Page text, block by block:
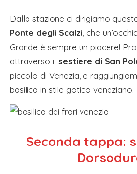
Dalla stazione ci dirigiamo
Ponte degli Scalzi , che
Grande è sempre un piacere!
attraverso il sestiere di San
piccolo di Venezia, e
basilica in stile gotico veneziano.
Seconda tappa: